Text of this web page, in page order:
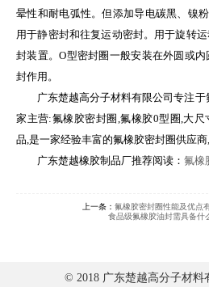
晕性和耐电弧性。但添加导电碳黑、镍
用于静密封和往复运动密封。用于旋转
封装置。O型密封圈一般安装在外圆或
封作用。
广东楚越高分子材料有限公司专注
家主营:氟橡胶密封圈,氟橡胶0型圈,大尺
品,是一家经验丰富的氟橡胶密封圈供应
广东楚越橡胶制品厂推荐阅读：氟橡
上一条： 氟橡胶密封圈性能及优点
食品级氟橡胶油封需具备什
© 2018 广东楚越高分子材料